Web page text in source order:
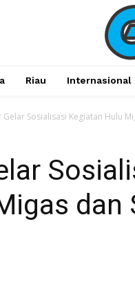
Riau Internasional
Gelar Sosialisasi Kegiatan Hulu
dan